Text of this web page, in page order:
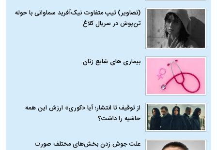
(تصاویر) تیپ متفاوت نیک‌آفرید سماواتی با حوله
تن‌پوش در سریال کلاغ
بیماری‌ های شایع زنان
از توقیف تا انتشار؛ آیا «کوری» ارزش این همه
حاشیه را داشت؟
علت جوش زدن بخش‌های مختلف صورت